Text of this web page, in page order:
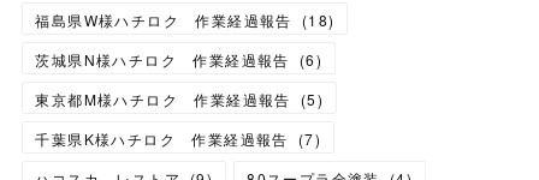
福島県W様ハチロク 作業経過報告
(18)
茨城県N様ハチロク 作業経過報告
(6)
東京都M様ハチロク 作業経過報告
(5)
千葉県K様ハチロク 作業経過報告
(7)